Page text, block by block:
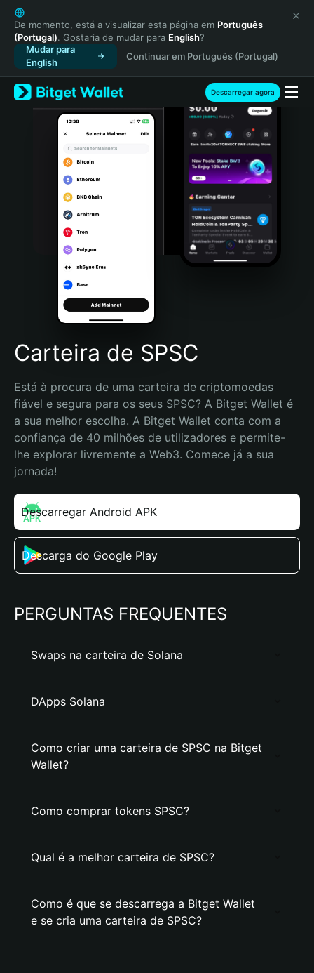
English
日本語
Tiếng Việt
Русский
Español (Latinoamérica)
Türkçe
Italiano
Português (Portugal)
Bahasa Indonesia
Português (Brasil)
Español (Argentina)
De momento, está a visualizar esta página em Português
(Portugal). Gostaria de mudar para English?
Mudar para
English
Continuar em Português (Portugal)
Descarregar agora
Carteira de SPSC
Está à procura de uma carteira de criptomoedas
fiável e segura para os seus SPSC? A Bitget Wallet é
a sua melhor escolha. A Bitget Wallet conta com a
confiança de 40 milhões de utilizadores e permite-
lhe explorar livremente a Web3. Comece já a sua
jornada!
Descarregar Android APK
Descarga do Google Play
PERGUNTAS FREQUENTES
Swaps na carteira de Solana
DApps Solana
Como criar uma carteira de SPSC na Bitget
Wallet?
Como comprar tokens SPSC?
Qual é a melhor carteira de SPSC?
Como é que se descarrega a Bitget Wallet
e se cria uma carteira de SPSC?